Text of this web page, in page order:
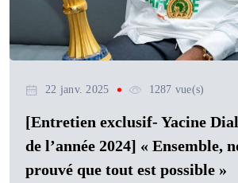
22 janv. 2025 1287 vue(s)
[Entretien exclusif- Yacine
de l’année 2024] « Ensemble,
prouvé que tout est possible »